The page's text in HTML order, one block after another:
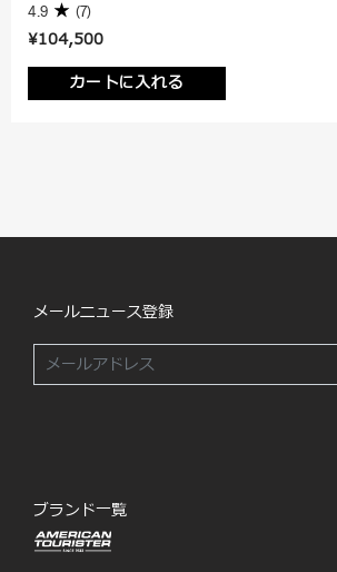
¥104,500
カートに入れる
4.9 (7)
メールニュース登録
ブランド一覧